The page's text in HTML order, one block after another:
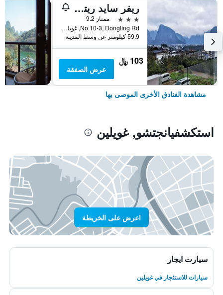
ريفر سايد ريتريت هوتل
3 نجوم
ممتاز 9.2
No.10-3, Dongling Rd, غويلين, الصين
59.9 كيلومتر عن وسط المدينة
103 ﷼
عرض الصفقة
مشاهدة الفنادق الأخرى الموصى بها
استكشفيانجتشو, غويلين
اعرض على الخريطة
سيارت ايجار
سيارات للاستئجار في غويلين